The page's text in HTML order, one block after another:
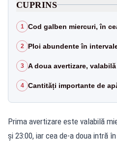
CUPRINS
1 Cod galben miercuri, în
2 Ploi abundente în
3 A doua avertizare,
4 Cantități importante de
Prima avertizare este valabilă
și 23:00, iar cea de-a doua intră